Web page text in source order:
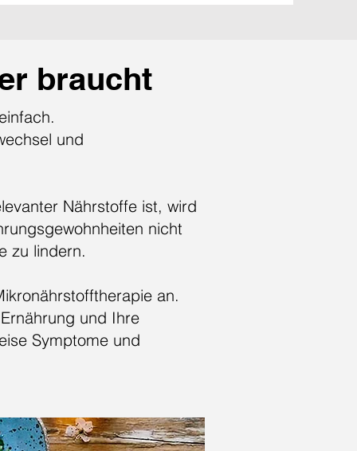
braucht
und
Nährstoffe ist, wird
nicht
zu lindern.
an.
und Ihre
Symptome und